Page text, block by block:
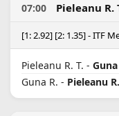
07:00 Pieleanu R.
[1: 2.92] [2: 1.35] - ITF
Pieleanu R. T. - Guna
Guna R. - Pieleanu